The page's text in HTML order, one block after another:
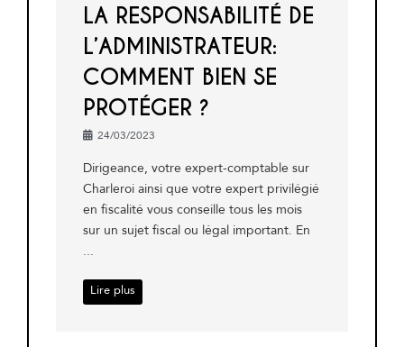
LA RESPONSABILITÉ DE
L’ADMINISTRATEUR:
COMMENT BIEN SE
PROTÉGER ?
24/03/2023
Dirigeance, votre expert-comptable sur
Charleroi ainsi que votre expert privilégié
en fiscalité vous conseille tous les mois
sur un sujet fiscal ou légal important. En
...
Lire plus